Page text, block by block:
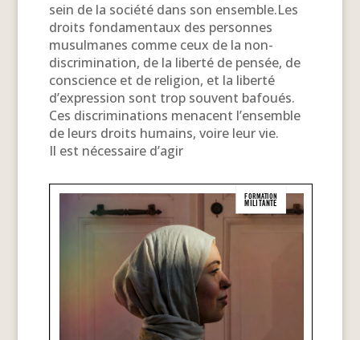
sein de la société dans son ensemble.Les
droits fondamentaux des personnes
musulmanes comme ceux de la non-
discrimination, de la liberté de pensée, de
conscience et de religion, et la liberté
d’expression sont trop souvent bafoués.
Ces discriminations menacent l’ensemble
de leurs droits humains, voire leur vie.
Il est nécessaire d’agir